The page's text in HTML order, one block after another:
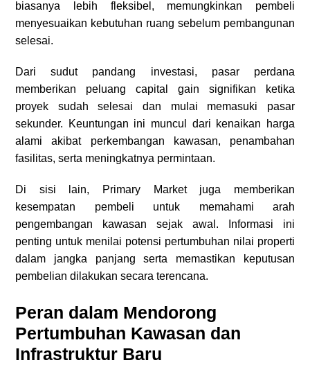
biasanya lebih fleksibel, memungkinkan pembeli
menyesuaikan kebutuhan ruang sebelum pembangunan
selesai.
Dari sudut pandang investasi, pasar perdana
memberikan peluang capital gain signifikan ketika
proyek sudah selesai dan mulai memasuki pasar
sekunder. Keuntungan ini muncul dari kenaikan harga
alami akibat perkembangan kawasan, penambahan
fasilitas, serta meningkatnya permintaan.
Di sisi lain, Primary Market juga memberikan
kesempatan pembeli untuk memahami arah
pengembangan kawasan sejak awal. Informasi ini
penting untuk menilai potensi pertumbuhan nilai properti
dalam jangka panjang serta memastikan keputusan
pembelian dilakukan secara terencana.
Peran dalam Mendorong
Pertumbuhan Kawasan dan
Infrastruktur Baru